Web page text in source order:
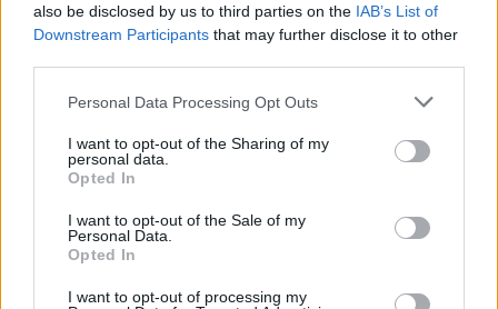
also be disclosed by us to third parties on the IAB’s List of
Downstream Participants that may further disclose it to other
Please note that this website/app uses one or more Google
not limited to your visit or usage behaviour. You may click to
grant or deny consent to Google and its third-party tags to
use your data for below specified purposes in below Google
consent section.
Personal Data Processing Opt Outs
I want to opt-out of the Sharing of my
personal data.
Opted In
I want to opt-out of the Sale of my
Personal Data.
Opted In
I want to opt-out of processing my
Shakespeare: Lear király (Rendező: Bocsárdi László)
Zsolt, Bodrogi Gyula, Stohl András, Söptei Andrea, Varga
Mária, Vass Teréz, Szarvas József, Gazsó György
Hamvas Béla- Spiró György: Szilveszter (Rendező: Ascher
Tamás)